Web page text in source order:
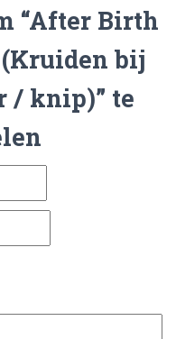
“After Birth
bij
/ knip)” te